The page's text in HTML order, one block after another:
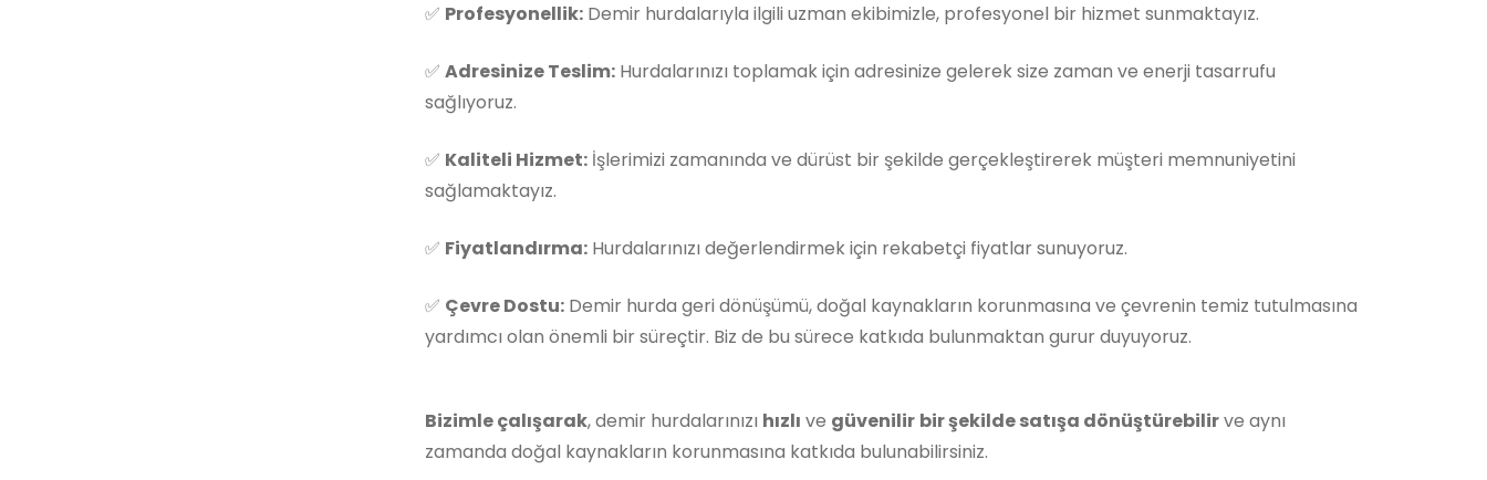
✅ Profesyonellik: Demir hurdalarıyla ilgili uzman ekibimizle, profesyonel bir hizmet sunmaktayız.
✅ Adresinize Teslim: Hurdalarınızı toplamak için adresinize gelerek size zaman ve enerji tasarrufu
sağlıyoruz.
✅ Kaliteli Hizmet: İşlerimizi zamanında ve dürüst bir şekilde gerçekleştirerek müşteri memnuniyetini
sağlamaktayız.
✅ Fiyatlandırma: Hurdalarınızı değerlendirmek için rekabetçi fiyatlar sunuyoruz.
✅ Çevre Dostu: Demir hurda geri dönüşümü, doğal kaynakların korunmasına ve çevrenin temiz tutulmasına
yardımcı olan önemli bir süreçtir. Biz de bu sürece katkıda bulunmaktan gurur duyuyoruz.
Bizimle çalışarak, demir hurdalarınızı hızlı ve güvenilir bir şekilde satışa dönüştürebilirve aynı
zamanda doğal kaynakların korunmasına katkıda bulunabilirsiniz.